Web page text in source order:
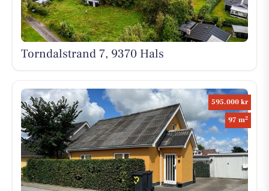
Torndalstrand 7, 9370 Hals
595.000 kr
97 m2